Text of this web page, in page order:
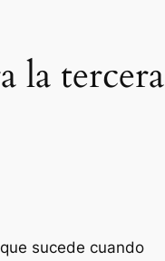
la tercera
sucede cuando